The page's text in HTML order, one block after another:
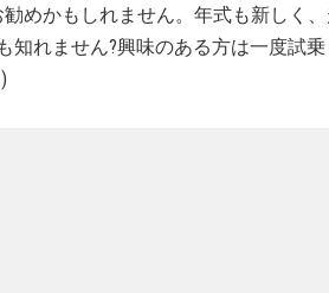
めかもしれません。年式も新しく
知れません?興味のある方は一度試